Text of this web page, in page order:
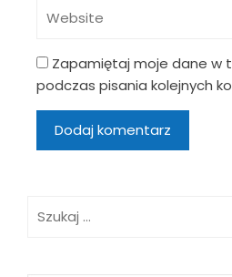
Zapamiętaj moje dane w
podczas pisania kolejnych